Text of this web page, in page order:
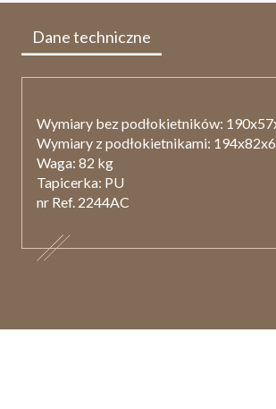
Dane techniczne
Wymiary bez podłokietników:
Wymiary z podłokietnikami:
Waga: 82 kg
Tapicerka: PU
nr Ref. 2244AC